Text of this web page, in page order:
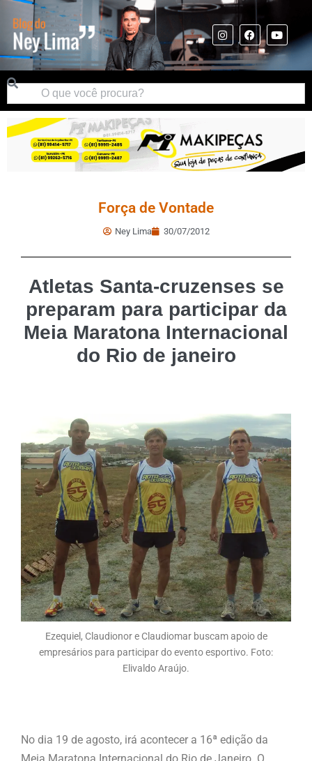
Força de Vontade
Ney Lima 30/07/2012
Atletas Santa-cruzenses se
preparam para participar da
Meia Maratona Internacional
do Rio de janeiro
Ezequiel, Claudionor e Claudiomar buscam apoio de
empresários para participar do evento esportivo. Foto:
Elivaldo Araújo.
No dia 19 de agosto, irá acontecer a 16ª edição da